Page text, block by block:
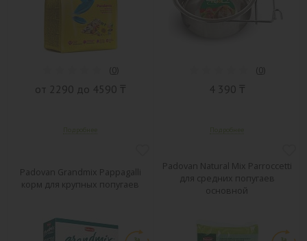
(0)
от 2290 до 4590 ₸
(0)
4 390 ₸
Padovan Grandmix Pappagalli
корм для крупных попугаев
Padovan Natural Mix Parroccetti
для средних попугаев
основной